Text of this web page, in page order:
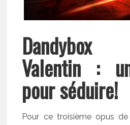
Valentin :
pour séduire!
Pour ce troisième opus